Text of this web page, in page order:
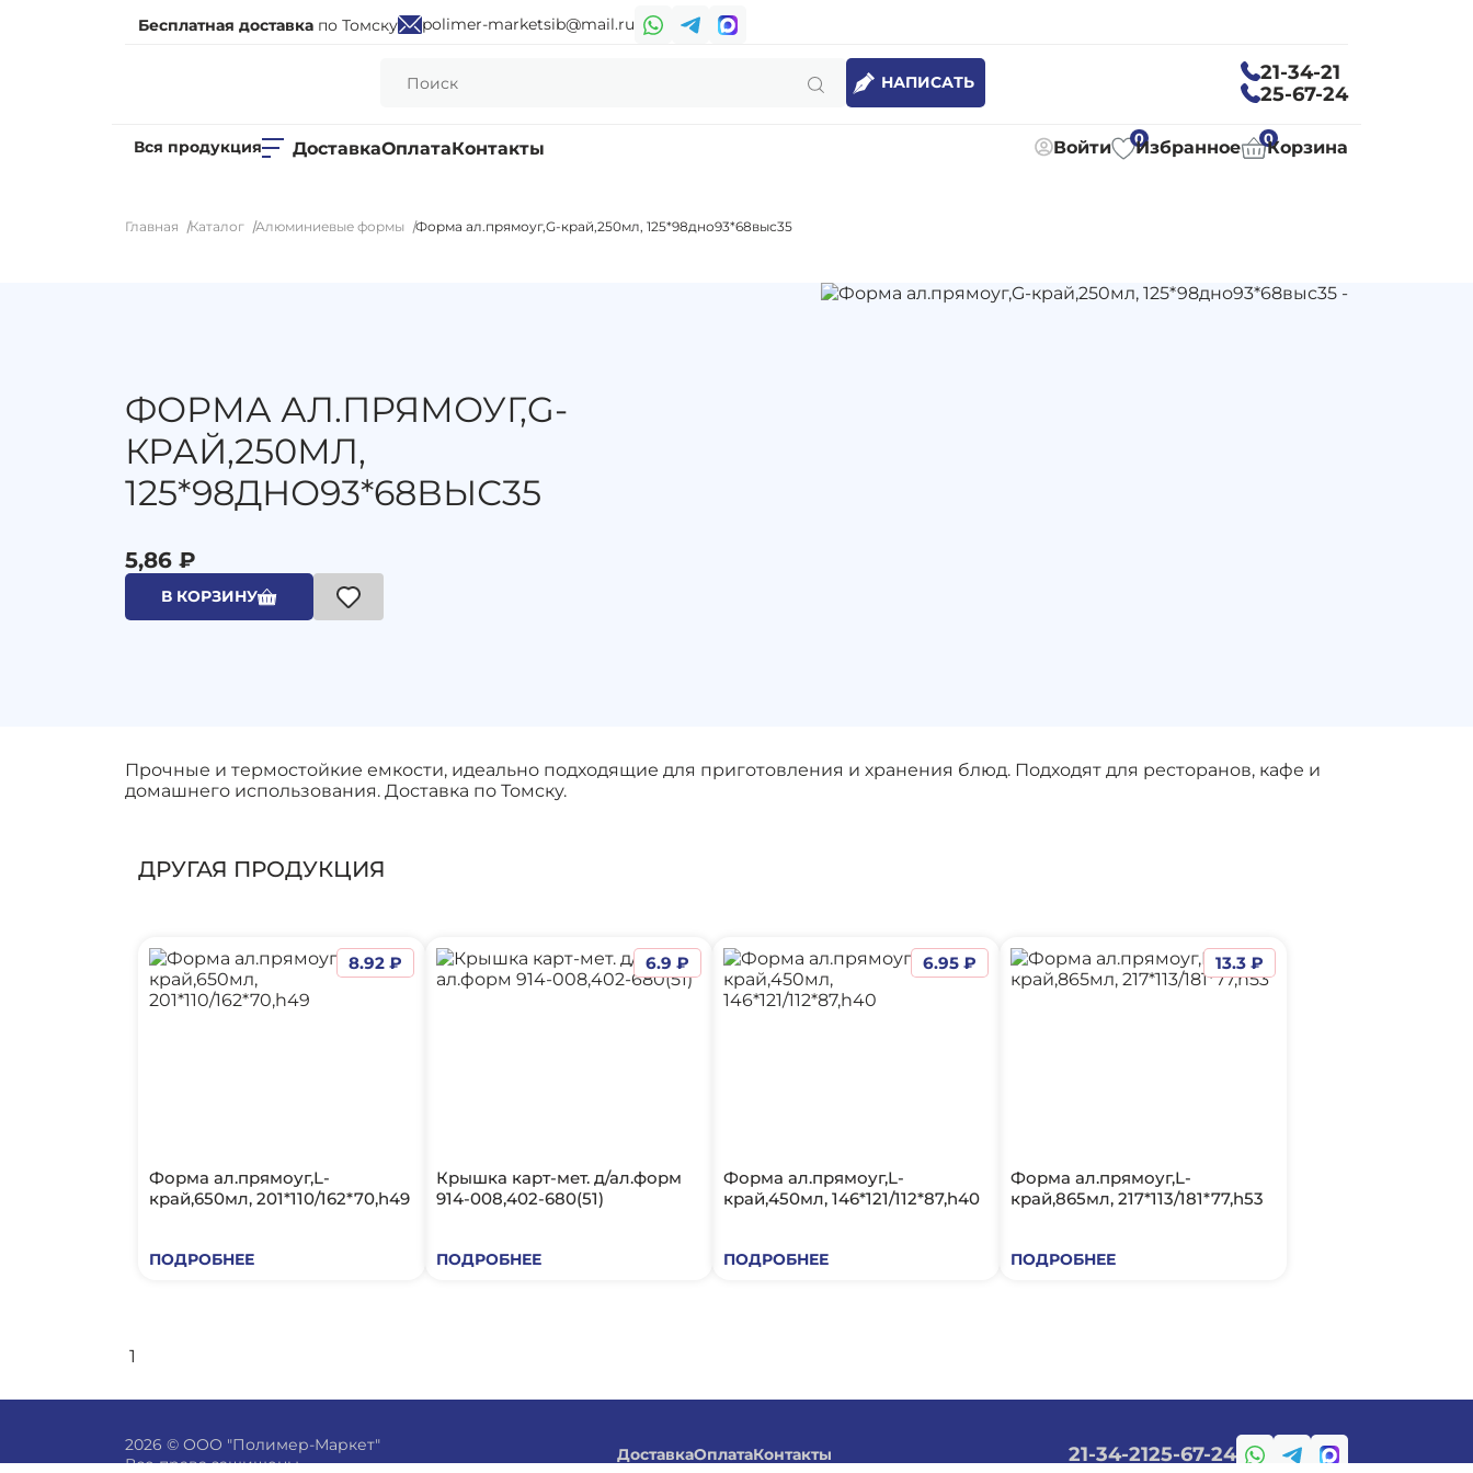
Бесплатная доставка по Томску polimer-marketsib@mail.ru
НАПИСАТЬ
21-34-21
25-67-24
Вся продукция ДоставкаОплатаКонтакты Войти 0
Избранное 0Корзина
Главная Каталог Алюминиевые формы Форма ал.прямоуг,G-край,250мл, 125*98дно93*68выс35
ФОРМА АЛ.ПРЯМОУГ,G-
КРАЙ,250МЛ,
125*98ДНО93*68ВЫС35
5,86 ₽
В КОРЗИНУ
Прочные и термостойкие емкости, идеально подходящие для приготовления и хранения блюд. Подходят для ресторанов, кафе и
домашнего использования. Доставка по Томску.
ДРУГАЯ ПРОДУКЦИЯ
Форма ал.прямоуг,L-
край,650мл, 201*110/162*70,h49
ПОДРОБНЕЕ
8.92 ₽
Крышка карт-мет. д/ал.форм
914-008,402-680(51)
ПОДРОБНЕЕ
6.9 ₽
Форма ал.прямоуг,L-
край,450мл, 146*121/112*87,h40
ПОДРОБНЕЕ
6.95 ₽
Форма ал.прямоуг,L-
край,865мл, 217*113/181*77,h53
ПОДРОБНЕЕ
13.3 ₽
1
2026 © ООО "Полимер-Маркет"
Все права защищены
ДоставкаОплатаКонтакты 21-34-2125-67-24